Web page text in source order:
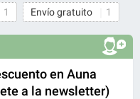
1 Envío gratuito 1
en Auna
a la newsletter)